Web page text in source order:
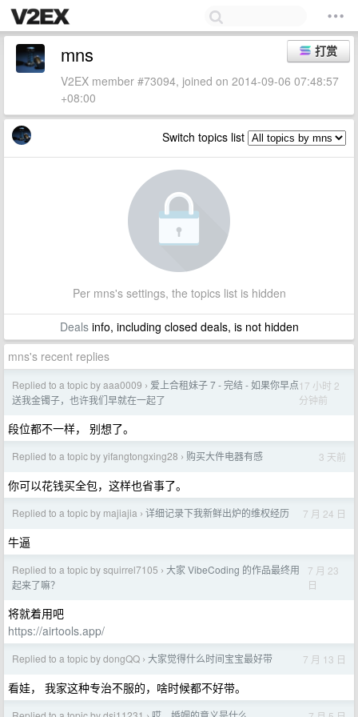
打赏
mns
V2EX member #73094, joined on 2014-09-06 07:48:57
+08:00
Switch topics list
Per mns's settings, the topics list is hidden
Dealsinfo, including closed deals, is not hidden
mns's recent replies
Replied to a topic by aaa0009 › 爱上合租妹子 7 - 完结 - 如果你早点
送我金镯子，也许我们早就在一起了
17 小时 2
分钟前
段位都不一样， 别想了。
Replied to a topic by yifangtongxing28 › 购买大件电器有感 3 天前
你可以花钱买全包，这样也省事了。
Replied to a topic by majiajia › 详细记录下我新鲜出炉的维权经历 7 月 24 日
牛逼
Replied to a topic by squirrel7105 › 大家 VibeCoding 的作品最终用
起来了嘛？
7 月 23
日
将就着用吧
https://airtools.app/
Replied to a topic by dongQQ › 大家觉得什么时间宝宝最好带 7 月 13 日
看娃， 我家这种专治不服的，啥时候都不好带。